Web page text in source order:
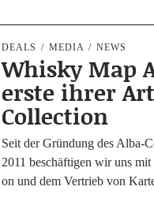
DEALS MEDIA NEWS
Whisky Map
erste ihrer
Collection
Seit der Grün­dung des Alba-
2011 beschäf­ti­gen wir uns
on und dem Ver­trieb von